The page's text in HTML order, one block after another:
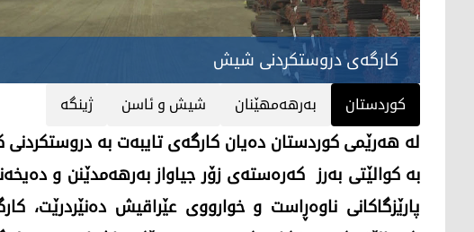
کارگەی دروستکردنی شیش
کوردستان بەرهەمهێنان شیش و ئاسن ژینگە
لە هەرێمی کوردستان دەیان کارگەی تایبەت بە
بە کوالێتی بەرز کەرەستەی زۆر جیاواز بەرهەمدێنن و
پارێزگاکانی ناوەڕاست و خوارووی عێراقیش دەنێردرێت،